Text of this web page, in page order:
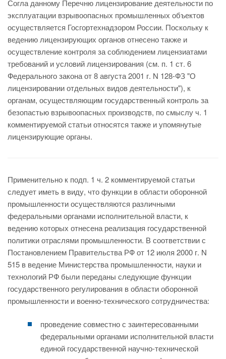
Согла данному Перечню лицензирование деятельности по
эксплуатации взрывоопасных промышленных объектов
осуществляется Госгортехнадзором России. Поскольку к
ведению лицензирующих органов отнесено также и
осуществление контроля за соблюдением лицензиатами
требований и условий лицензирования (см. п. 1 ст. 6
Федерального закона от 8 августа 2001 г. N 128-ФЗ "О
лицензировании отдельных видов деятельности"), к
органам, осуществляющим государственный контроль за
безопастью взрывоопасных производств, по смыслу ч. 1
комментируемой статьи относятся также и упомянутые
лицензирующие органы.
Применительно к подп. 1 ч. 2 комментируемой статьи
следует иметь в виду, что функции в области оборонной
промышленности осуществляются различными
федеральными органами исполнительной власти, к
ведению которых отнесена реализация государственной
политики отраслями промышленности. В соответствии с
Постановлением Правительства РФ от 12 июля 2000 г. N
515 в ведение Министерства промышленности, науки и
технологий РФ были переданы следующие функции
государственного регулирования в области оборонной
промышленности и военно-технического сотрудничества:
проведение совместно с заинтересованными
федеральными органами исполнительной власти
единой государственной научно-технической